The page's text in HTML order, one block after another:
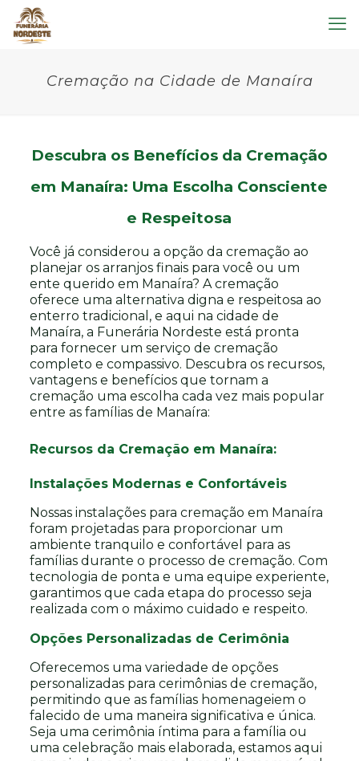
Cremação na Cidade de Manaíra
Descubra os Benefícios da Cremação
em Manaíra: Uma Escolha Consciente
e Respeitosa
Você já considerou a opção da cremação ao
planejar os arranjos finais para você ou um
ente querido em Manaíra? A cremação
oferece uma alternativa digna e respeitosa ao
enterro tradicional, e aqui na cidade de
Manaíra, a Funerária Nordeste está pronta
para fornecer um serviço de cremação
completo e compassivo. Descubra os recursos,
vantagens e benefícios que tornam a
cremação uma escolha cada vez mais popular
entre as famílias de Manaíra:
Recursos da Cremação em Manaíra:
Instalações Modernas e Confortáveis
Nossas instalações para cremação em Manaíra
foram projetadas para proporcionar um
ambiente tranquilo e confortável para as
famílias durante o processo de cremação. Com
tecnologia de ponta e uma equipe experiente,
garantimos que cada etapa do processo seja
realizada com o máximo cuidado e respeito.
Opções Personalizadas de Cerimônia
Oferecemos uma variedade de opções
personalizadas para cerimônias de cremação,
permitindo que as famílias homenageiem o
falecido de uma maneira significativa e única.
Seja uma cerimônia íntima para a família ou
uma celebração mais elaborada, estamos aqui